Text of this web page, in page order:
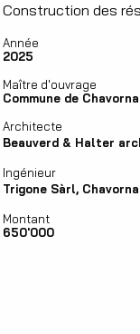
Construction des
Année
2025
Maître d'ouvrage
Commune de
Architecte
Beauverd & Halter
Ingénieur
Trigone Sàrl,
Montant
650'000